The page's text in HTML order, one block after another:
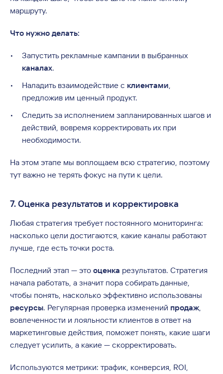
маршруту.
Что нужно делать:
Запустить рекламные кампании в выбранных
каналах.
Наладить взаимодействие с клиентами,
предложив им ценный продукт.
Следить за исполнением запланированных шагов и
действий, вовремя корректировать их при
необходимости.
На этом этапе мы воплощаем всю стратегию, поэтому
тут важно не терять фокус на пути к цели.
7. Оценка результатов и корректировка
Любая стратегия требует постоянного мониторинга:
насколько цели достигаются, какие каналы работают
лучше, где есть точки роста.
Последний этап — это оценка результатов. Стратегия
начала работать, а значит пора собирать данные,
чтобы понять, насколько эффективно использованы
ресурсы. Регулярная проверка изменений продаж,
вовлеченности и лояльности клиентов в ответ на
маркетинговые действия, поможет понять, какие шаги
следует усилить, а какие — скорректировать.
Используются метрики: трафик, конверсия, ROI,